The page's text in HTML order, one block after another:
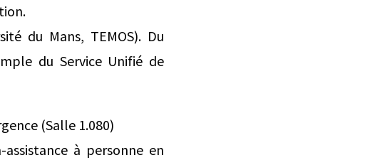
du Mans, TEMOS). Du
du Service Unifié de
(Salle 1.080)
à personne en